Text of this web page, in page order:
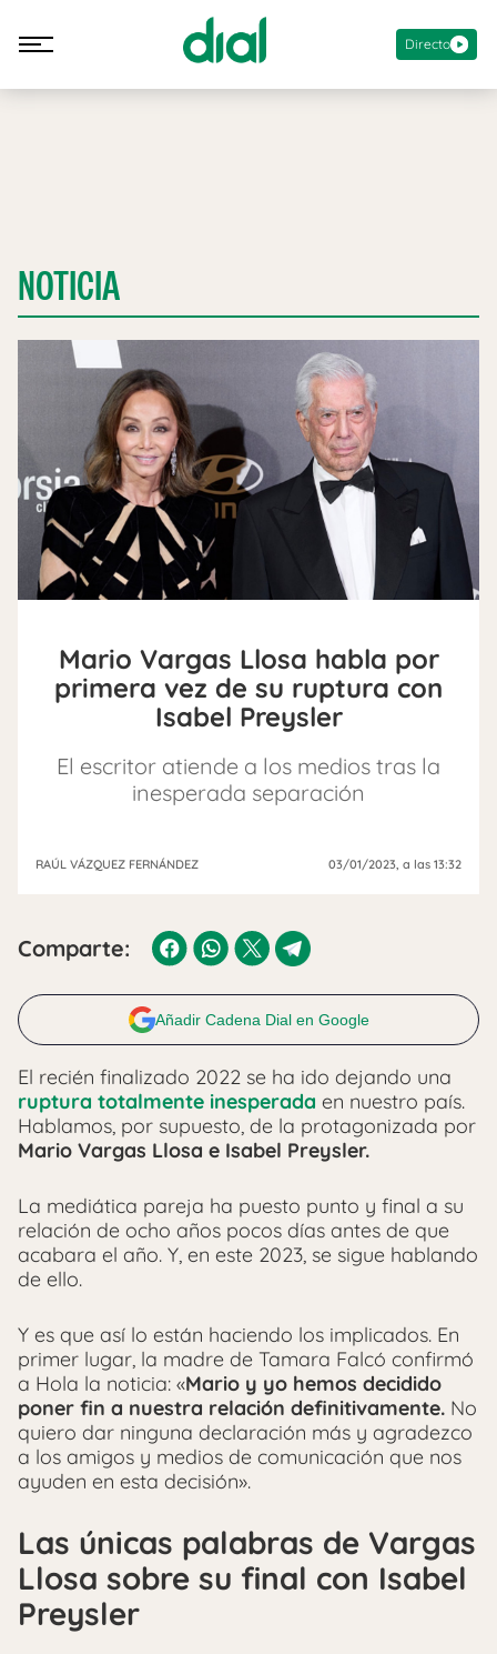
Directo
NOTICIA
Mario Vargas Llosa habla por
primera vez de su ruptura con
Isabel Preysler
El escritor atiende a los medios tras la
inesperada separación
RAÚL VÁZQUEZ FERNÁNDEZ 03/01/2023 , a las 13:32
Comparte:
Añadir Cadena Dial en Google
El recién finalizado 2022 se ha ido dejando una
ruptura totalmente inesperada en nuestro país.
Hablamos, por supuesto, de la protagonizada por
Mario Vargas Llosa e Isabel Preysler.
La mediática pareja ha puesto punto y final a su
relación de ocho años pocos días antes de que
acabara el año. Y, en este 2023, se sigue hablando
de ello.
Y es que así lo están haciendo los implicados. En
primer lugar, la madre de Tamara Falcó confirmó
a Hola la noticia: «Mario y yo hemos decidido
poner fin a nuestra relación definitivamente. No
quiero dar ninguna declaración más y agradezco
a los amigos y medios de comunicación que nos
ayuden en esta decisión».
Las únicas palabras de Vargas
Llosa sobre su final con Isabel
Preysler